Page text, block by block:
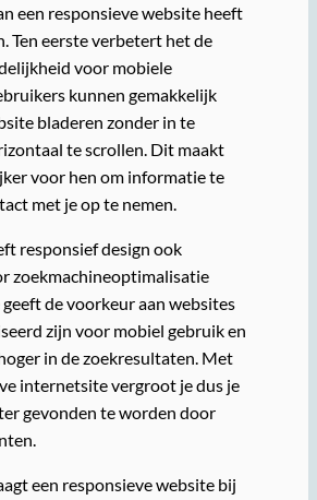
een responsieve website heeft
Ten eerste verbetert het de
voor mobiele
kunnen gemakkelijk
bladeren zonder in te
te scrollen. Dit maakt
voor hen om informatie te
met je op te nemen.
responsief design ook
zoekmachineoptimalisatie
geeft de voorkeur aan websites
zijn voor mobiel gebruik en
in de zoekresultaten. Met
internetsite vergroot je dus je
gevonden te worden door
een responsieve website bij